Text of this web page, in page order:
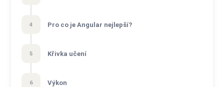
4 Pro co je Angular nejlepší?
5 Křivka učení
6 Výkon